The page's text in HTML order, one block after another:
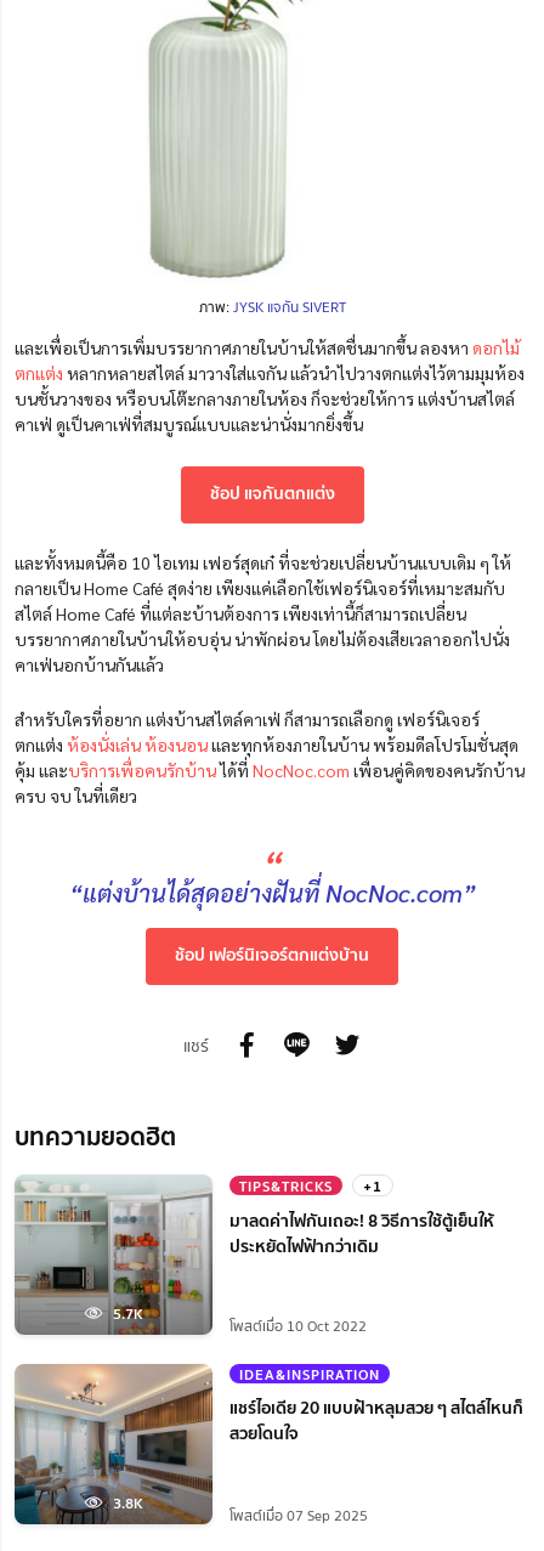
ภาพ:JYSK แจกัน SIVERT
และเพื่อเป็นการเพิ่มบรรยากาศภายในบ้านให้สดชื่นมากขึ้น ลองหา ดอกไม้
ตกแต่ง หลากหลายสไตล์ มาวางใส่แจกัน แล้วนำไปวางตกแต่งไว้ตามมุมห้อง
บนชั้นวางของ หรือบนโต๊ะกลางภายในห้อง ก็จะช่วยให้การ แต่งบ้านสไตล์
คาเฟ่ ดูเป็นคาเฟ่ที่สมบูรณ์แบบและน่านั่งมากยิ่งขึ้น
ช้อป แจกันตกแต่ง
และทั้งหมดนี้คือ 10 ไอเทม เฟอร์สุดเก๋ ที่จะช่วยเปลี่ยนบ้านแบบเดิม ๆ ให้
กลายเป็น Home Café สุดง่าย เพียงแค่เลือกใช้เฟอร์นิเจอร์ที่เหมาะสมกับ
สไตล์ Home Café ที่แต่ละบ้านต้องการ เพียงเท่านี้ก็สามารถเปลี่ยน
บรรยากาศภายในบ้านให้อบอุ่น น่าพักผ่อน โดยไม่ต้องเสียเวลาออกไปนั่ง
คาเฟ่นอกบ้านกันแล้ว
สำหรับใครที่อยาก แต่งบ้านสไตล์คาเฟ่ ก็สามารถเลือกดู เฟอร์นิเจอร์
ตกแต่ง ห้องนั่งเล่น ห้องนอนและทุกห้องภายในบ้าน พร้อมดีลโปรโมชั่นสุด
คุ้ม และบริการเพื่อคนรักบ้านได้ที่ NocNoc.com เพื่อนคู่คิดของคนรักบ้าน
ครบ จบ ในที่เดียว
“
“แต่งบ้านได้สุดอย่างฝันที่ NocNoc.com”
ช้อป เฟอร์นิเจอร์ตกแต่งบ้าน
แชร์
บทความยอดฮิต
5.7K
TIPS&TRICKS +1
มาลดค่าไฟกันเถอะ! 8 วิธีการใช้ตู้เย็นให้
ประหยัดไฟฟ้ากว่าเดิม
โพสต์เมื่อ 10 Oct 2022
3.8K
IDEA&INSPIRATION
แชร์ไอเดีย 20 แบบฝ้าหลุมสวย ๆ สไตล์ไหนก็
สวยโดนใจ
โพสต์เมื่อ 07 Sep 2025